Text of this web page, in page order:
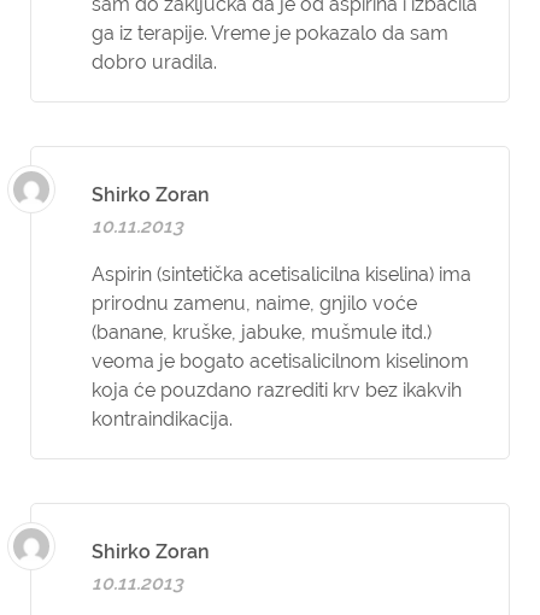
ga iz terapije. Vreme je pokazalo da sam
dobro uradila.
Shirko Zoran
10.11.2013
Aspirin (sintetička acetisalicilna kiselina) ima
prirodnu zamenu, naime, gnjilo voće
(banane, kruške, jabuke, mušmule itd.)
veoma je bogato acetisalicilnom kiselinom
koja će pouzdano razrediti krv bez ikakvih
kontraindikacija.
Shirko Zoran
10.11.2013